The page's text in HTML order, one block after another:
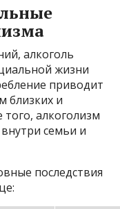
алкоголь
жизни
приводит
близких и
алкоголизм
семьи и
последствия